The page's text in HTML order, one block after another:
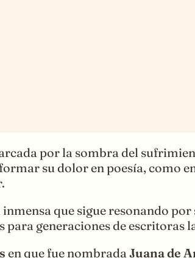
por la sombra del
su dolor en poesía, como
que sigue resonando
generaciones de escritoras
en que fue nombrada Juana de